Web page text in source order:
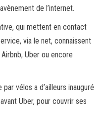
de l’internet.
qui mettent en contact
via le net, connaissent
Uber ou encore
vélos a d’ailleurs inauguré
Uber, pour couvrir ses